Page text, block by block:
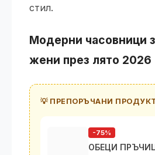
стил.
Модерни часовници
жени през лято 2026
💡 ПРЕПОРЪЧАНИ
-75%
ОБЕЦИ